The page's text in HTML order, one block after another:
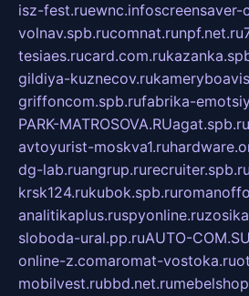
isz-fest.ruewnc.infoscreensaver-
volnav.spb.rucomnat.runpf.net.ru
tesiaes.rucard.com.ru
gildiya-kuznecov.ru
griffoncom.spb.rufabrika-
PARK-MATROSOVA.RUagat.spb.ru
avtoyurist-moskva1.ru
dg-lab.ruangrup.rurecruiter.spb.ru
krsk124.rukubok.spb.ru
analitikaplus.ruspyonline.ru
sloboda-ural.pp.ruAUTO-COM.SU
online-z.comaromat-vostoka.ru
mobilvest.rubbd.net.ru